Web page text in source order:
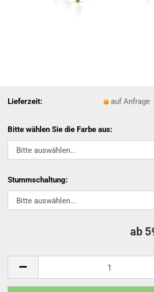
Lieferzeit: auf Anfrage
Bitte wählen Sie die Farbe aus:
Stummschaltung:
ab